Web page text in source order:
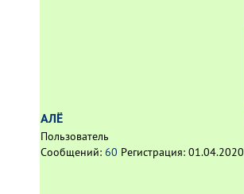
АЛЁ
Пользователь
Сообщений: 60 Регистрация: 01.04.2020